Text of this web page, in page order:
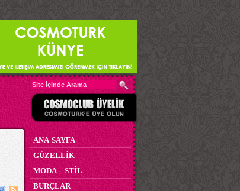
ANA SAYFA
GÜZELLİK
MODA - STİL
BURÇLAR